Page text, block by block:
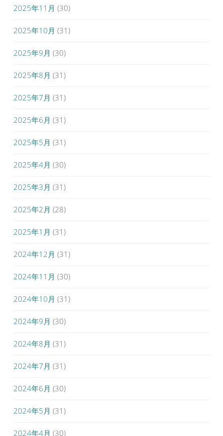
2025年11月 (30)
2025年10月 (31)
2025年9月 (30)
2025年8月 (31)
2025年7月 (31)
2025年6月 (31)
2025年5月 (31)
2025年4月 (30)
2025年3月 (31)
2025年2月 (28)
2025年1月 (31)
2024年12月 (31)
2024年11月 (30)
2024年10月 (31)
2024年9月 (30)
2024年8月 (31)
2024年7月 (31)
2024年6月 (30)
2024年5月 (31)
2024年4月 (30)